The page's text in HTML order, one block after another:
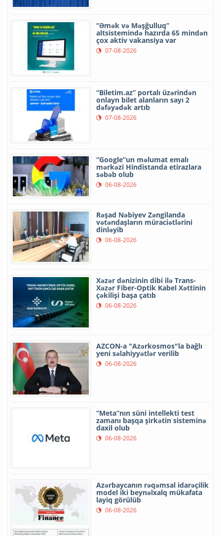
“Əmək və Məşğulluq”
altsistemində hazırda 65 mindən
çox aktiv vakansiya var
07-08-2026
“Biletim.az” portalı üzərindən
onlayn bilet alanların sayı 2
dəfəyədək artıb
07-08-2026
“Google”un məlumat emalı
mərkəzi Hindistanda etirazlara
səbəb olub
06-08-2026
Rəşad Nəbiyev Zəngilanda
vətəndaşların müraciətlərini
dinləyib
06-08-2026
Xəzər dənizinin dibi ilə Trans-
Xəzər Fiber-Optik Kabel Xəttinin
çəkilişi başa çatıb
06-08-2026
AZCON-a "Azərkosmos"la bağlı
yeni səlahiyyətlər verilib
06-08-2026
“Meta”nın süni intellekti test
zamanı başqa şirkətin sisteminə
daxil olub
06-08-2026
Azərbaycanın rəqəmsal idarəçilik
model iki beynəlxalq mükafata
layiq görülüb
06-08-2026